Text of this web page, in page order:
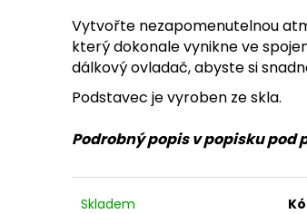
hvězdiček.
Vytvořte nezapomenutelnou
který dokonale vynikne ve
dálkový ovladač, abyste si
Podstavec je vyroben ze skla.
Podrobný popis v popisku pod
Skladem